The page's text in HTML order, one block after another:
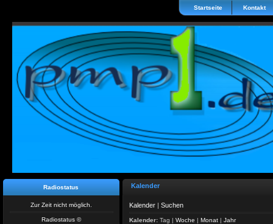
Startseite Kontakt
Radiostatus
Zur Zeit nicht möglich.
Radiostatus ©
Kalender
Kalender | Suchen
Kalender: Tag | Woche | Monat | Jahr